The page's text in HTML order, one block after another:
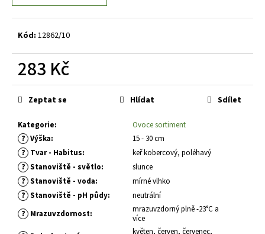
Kód: 12862/10
283 Kč
Měrná
cena:
Kategorie: Ovoce sortiment
? Výška: 15 - 30 cm
? Tvar - Habitus: keř kobercový, poléhavý
? Stanoviště - světlo: slunce
? Stanoviště - voda: mírné vlhko
? Stanoviště - pH půdy: neutrální
? Mrazuvzdornost:
mrazuvzdorný plně -23°C a
více
květen, červen, červenec,
Zeptat se Hlídat Sdílet
D
o
u
u
e
m
e